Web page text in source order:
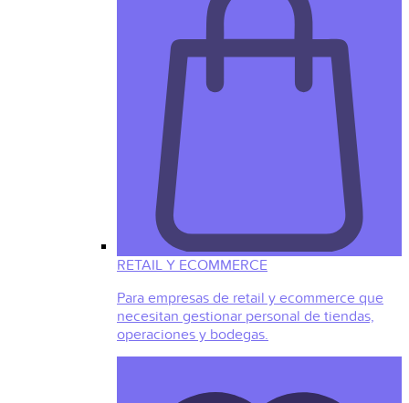
RETAIL Y ECOMMERCE
Para empresas de retail y ecommerce que
necesitan gestionar personal de tiendas,
operaciones y bodegas.